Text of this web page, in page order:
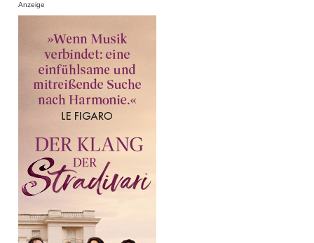
Anzeige